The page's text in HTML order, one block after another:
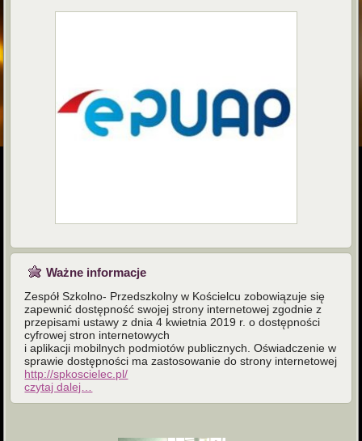
Ważne informacje
Zespół Szkolno- Przedszkolny w Kościelcu zobowiązuje się
zapewnić dostępność swojej strony internetowej zgodnie z
przepisami ustawy z dnia 4 kwietnia 2019 r. o dostępności
cyfrowej stron internetowych
i aplikacji mobilnych podmiotów publicznych. Oświadczenie w
sprawie dostępności ma zastosowanie do strony internetowej
http://spkoscielec.pl/
czytaj dalej…